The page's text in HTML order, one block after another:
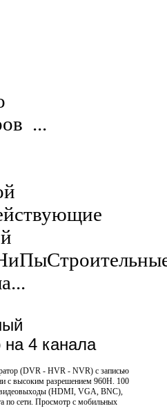
...
на 4 канала
(DVR - HVR - NVR) с записью
с высоким разрешением 960H. 100
(HDMI, VGA, BNC),
по сети. Просмотр с мобильных